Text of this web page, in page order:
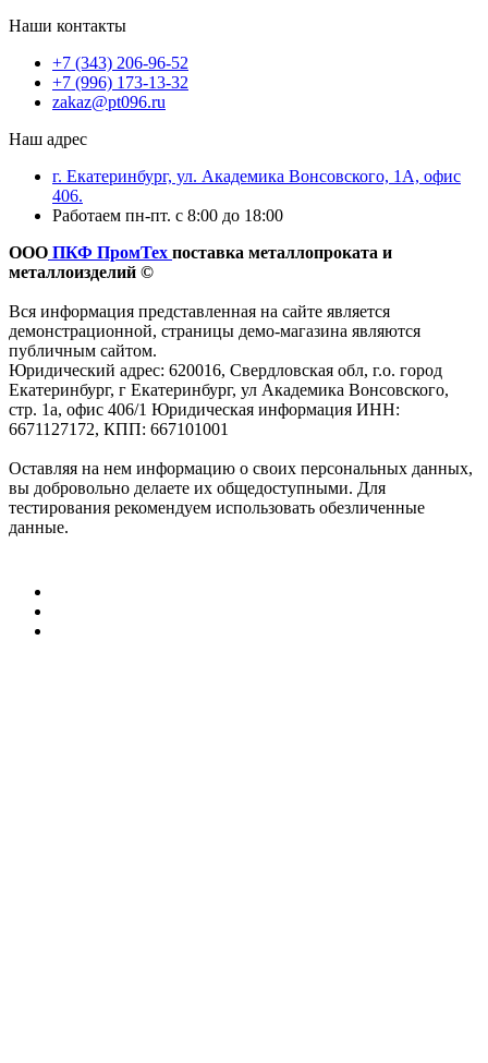
Наши контакты
+7 (343) 206-96-52
+7 (996) 173-13-32
zakaz@pt096.ru
Наш адрес
г. Екатеринбург, ул. Академика Вонсовского, 1А, офис
406.
Работаем пн-пт. с 8:00 до 18:00
ООО ПКФ ПромТех поставка металлопроката и
металлоизделий ©
Вся информация представленная на сайте является
демонстрационной, страницы демо-магазина являются
публичным сайтом.
Юридический адрес: 620016, Свердловская обл, г.о. город
Екатеринбург, г Екатеринбург, ул Академика Вонсовского,
стр. 1а, офис 406/1 Юридическая информация ИНН:
6671127172, КПП: 667101001
Оставляя на нем информацию о своих персональных данных,
вы добровольно делаете их общедоступными. Для
тестирования рекомендуем использовать обезличенные
данные.